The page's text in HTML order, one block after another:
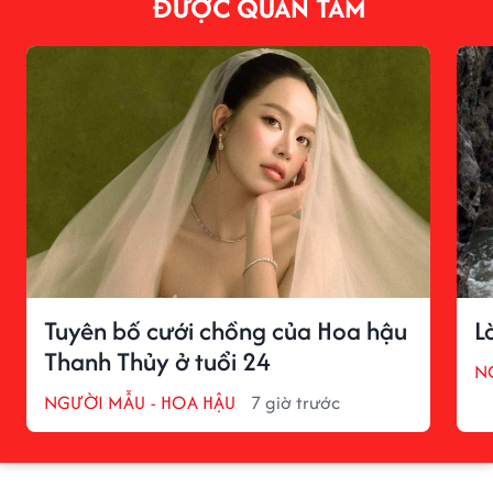
Tuyên bố cưới chồng của Hoa hậu
Thanh Thủy ở tuổi 24
NGƯỜI MẪU - HOA HẬU 7 giờ trước